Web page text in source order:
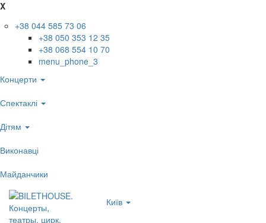
X
+38 044 585 73 06
+38 050 353 12 35
+38 068 554 10 70
menu_phone_3
Концерти
Спектаклі
Дітям
Виконавці
Майданчики
Київ